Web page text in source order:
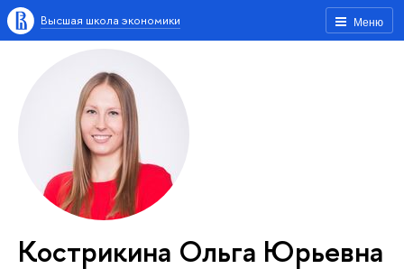
Меню
Высшая школа экономики
Кострикина Ольга Юрьевна